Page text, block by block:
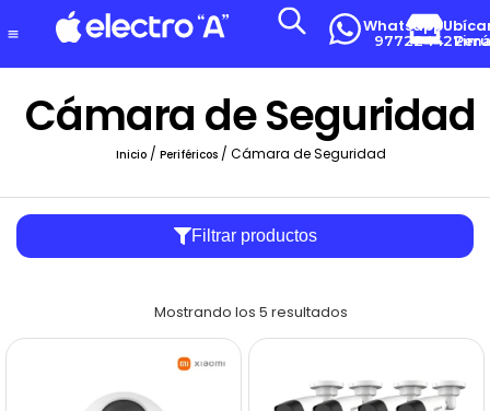
Whatsapp
977224427Lima-Perú
Cámara de Seguridad
Inicio/ Periféricos/ Cámara de Seguridad
Filtrar productos
Mostrando los 5 resultados